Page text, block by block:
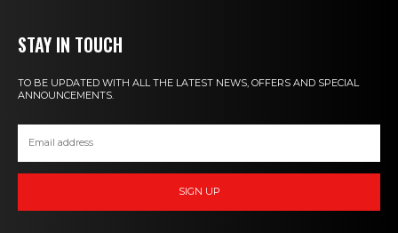
STAY IN TOUCH
TO BE UPDATED WITH ALL THE LATEST NEWS, OFFERS AND SPECIAL
ANNOUNCEMENTS.
SIGN UP